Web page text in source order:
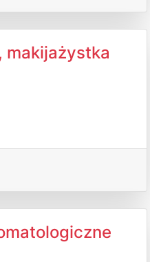
makijażystka